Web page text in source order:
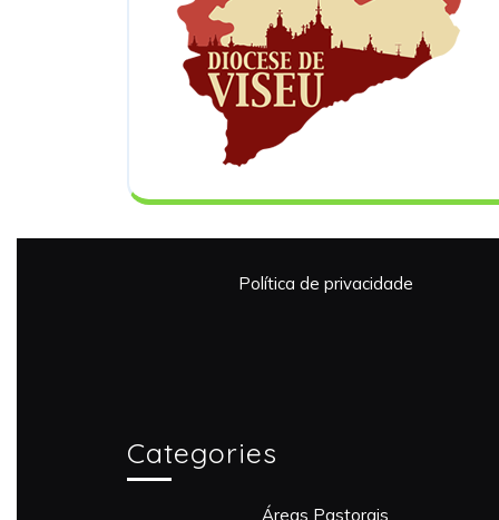
Política de privacidade
Categories
Áreas Pastorais